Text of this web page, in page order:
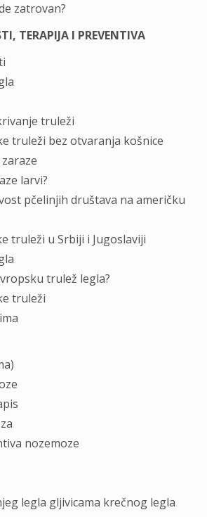
zatrovan?
TERAPIJA I PREVENTIVA
truleži
truleži bez otvaranja košnice
larvi?
pčelinjih društava na američku
truleži u Srbiji i Jugoslaviji
trulež legla?
truleži
nozemoze
legla gljivicama krečnog legla